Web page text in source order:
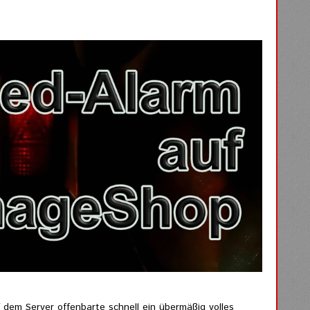
Server offenbarte schnell ein übermäßig volles